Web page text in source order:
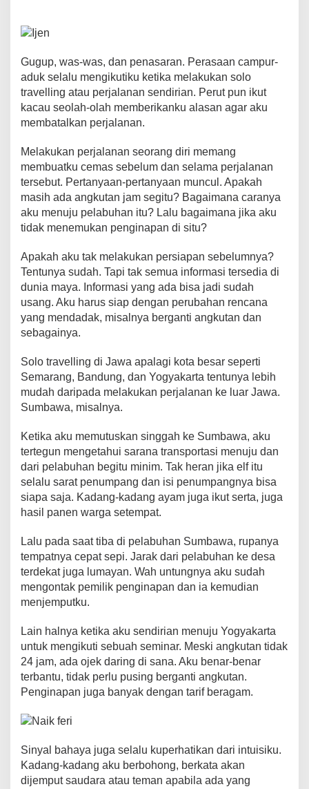
e
b
o
o
k
A
p
p
st Li
n
k
a
m
Gugup, was-was, dan penasaran. Perasaan campur-
aduk selalu mengikutiku ketika melakukan solo
travelling atau perjalanan sendirian. Perut pun ikut
kacau seolah-olah memberikanku alasan agar aku
membatalkan perjalanan.
Melakukan perjalanan seorang diri memang
membuatku cemas sebelum dan selama perjalanan
tersebut. Pertanyaan-pertanyaan muncul. Apakah
masih ada angkutan jam segitu? Bagaimana caranya
aku menuju pelabuhan itu? Lalu bagaimana jika aku
tidak menemukan penginapan di situ?
Apakah aku tak melakukan persiapan sebelumnya?
Tentunya sudah. Tapi tak semua informasi tersedia di
dunia maya. Informasi yang ada bisa jadi sudah
usang. Aku harus siap dengan perubahan rencana
yang mendadak, misalnya berganti angkutan dan
sebagainya.
Solo travelling di Jawa apalagi kota besar seperti
Semarang, Bandung, dan Yogyakarta tentunya lebih
mudah daripada melakukan perjalanan ke luar Jawa.
Sumbawa, misalnya.
Ketika aku memutuskan singgah ke Sumbawa, aku
tertegun mengetahui sarana transportasi menuju dan
dari pelabuhan begitu minim. Tak heran jika elf itu
selalu sarat penumpang dan isi penumpangnya bisa
siapa saja. Kadang-kadang ayam juga ikut serta, juga
hasil panen warga setempat.
Lalu pada saat tiba di pelabuhan Sumbawa, rupanya
tempatnya cepat sepi. Jarak dari pelabuhan ke desa
terdekat juga lumayan. Wah untungnya aku sudah
mengontak pemilik penginapan dan ia kemudian
menjemputku.
Lain halnya ketika aku sendirian menuju Yogyakarta
untuk mengikuti sebuah seminar. Meski angkutan tidak
24 jam, ada ojek daring di sana. Aku benar-benar
terbantu, tidak perlu pusing berganti angkutan.
Penginapan juga banyak dengan tarif beragam.
Sinyal bahaya juga selalu kuperhatikan dari intuisiku.
Kadang-kadang aku berbohong, berkata akan
dijemput saudara atau teman apabila ada yang